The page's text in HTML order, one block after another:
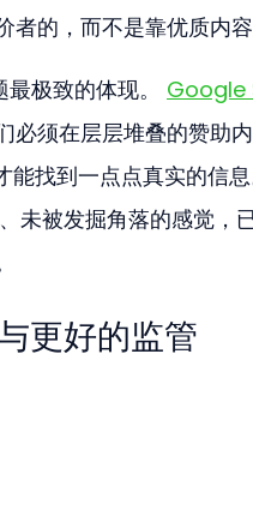
的，而不是靠优质内容
最极致的体现。 Google
必须在层层堆叠的赞助
能找到一点点真实的信
未被发掘角落的感觉
更好的监管